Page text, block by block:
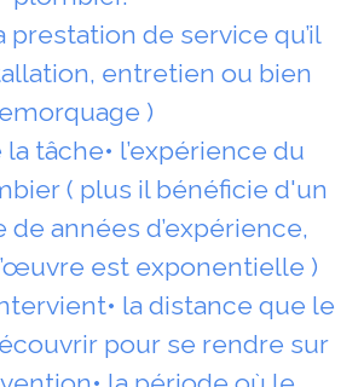
prestation de service qu’il
entretien ou bien
)
la tâche• l’expérience du
( plus il bénéficie d'un
années d’expérience,
est exponentielle )
la distance que le
pour se rendre sur